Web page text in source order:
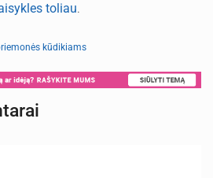
toliau.
kūdikiams